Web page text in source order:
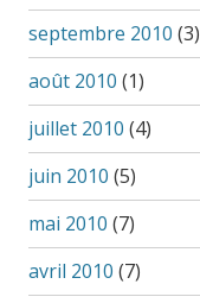
septembre 2010 (3)
août 2010 (1)
juillet 2010 (4)
juin 2010 (5)
mai 2010 (7)
avril 2010 (7)